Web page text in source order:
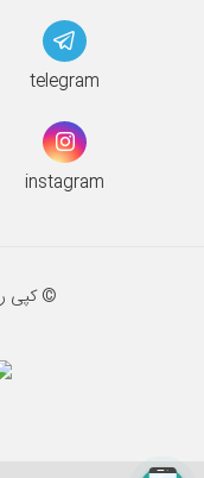
telegram
instagram
© کپی